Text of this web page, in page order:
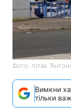
Фото: літак
Вимкни
тільки